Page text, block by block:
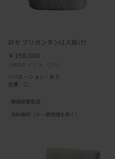
ロゼ ブリガンタン(1人掛け)
1980ポイント （1％）
￥198,000
バリエーション：あり
在庫：○